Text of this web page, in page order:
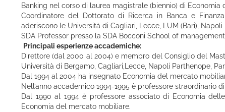
Banking nel corso di laurea magistrale (biennio) di
Coordinatore del Dottorato di Ricerca in Banca e
aderiscono le Università di Cagliari, Lecce, LUM (Bari), Napoli
SDA Professor presso la SDA Bocconi School of
Principali esperienze accademiche:
Direttore (dal 2000 al 2004) e membro del Consiglio del
Università di Bergamo, Cagliari,Lecce, Napoli Parthenope,
Dal 1994 al 2004 ha insegnato Economia del mercato
Nell’anno accademico 1994-1995 è professore straordinario
Dal 1990 al 1994 è professore associato di Economia
Economia del mercato mobiliare.